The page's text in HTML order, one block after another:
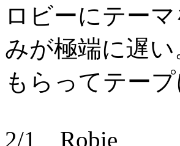
ロビーにテー
みが極端に遅
もらってテー
2/1 Robie